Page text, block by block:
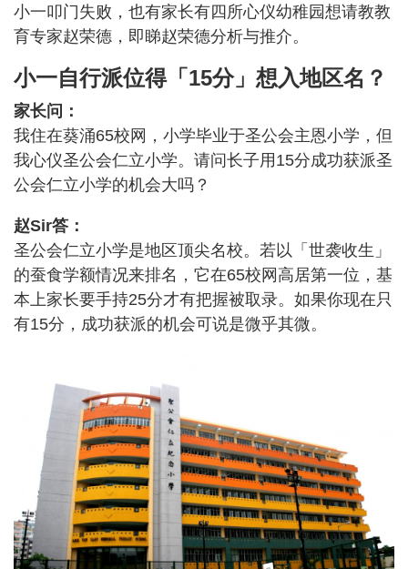
小一叩门失败，也有家长有四所心仪幼稚园想请教教
育专家赵荣德，即睇赵荣德分析与推介。
小一自行派位得「15分」想入地区名？
家长问：
我住在葵涌65校网，小学毕业于圣公会主恩小学，但
我心仪圣公会仁立小学。请问长子用15分成功获派圣
公会仁立小学的机会大吗？
赵Sir答：
圣公会仁立小学是地区顶尖名校。若以「世袭收生」
的蚕食学额情况来排名，它在65校网高居第一位，基
本上家长要手持25分才有把握被取录。如果你现在只
有15分，成功获派的机会可说是微乎其微。